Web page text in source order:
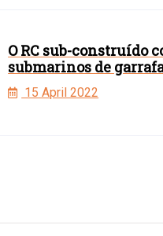
O RC sub-construído
submarinos de
15 April 2022